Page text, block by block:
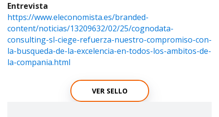
Entrevista
https://www.eleconomista.es/branded-
content/noticias/13209632/02/25/cognodata-
consulting-sl-ciege-refuerza-nuestro-compromiso-con-
la-busqueda-de-la-excelencia-en-todos-los-ambitos-de-
la-compania.html
VER SELLO